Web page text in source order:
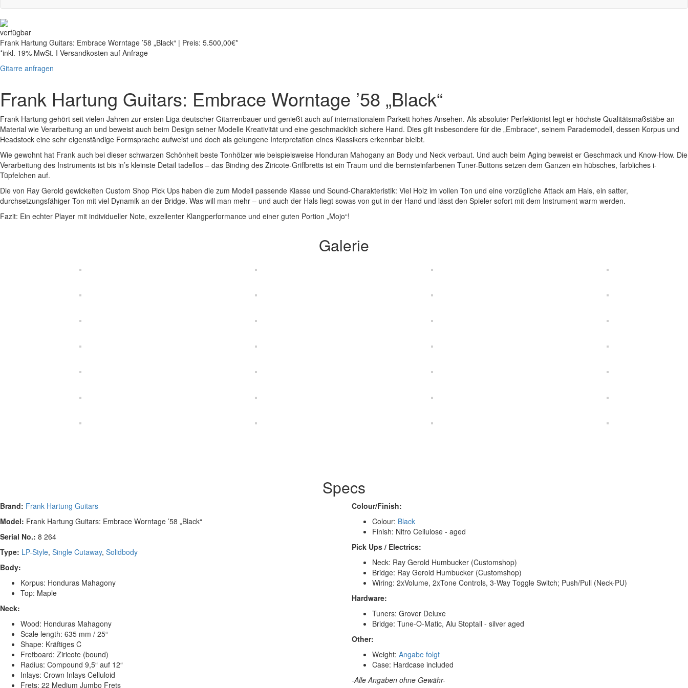
verfügbar
Frank Hartung Guitars: Embrace Worntage ’58 „Black“ | Preis: 5.500,00€*
*inkl. 19% MwSt. I Versandkosten auf Anfrage
Gitarre anfragen
Frank Hartung Guitars: Embrace Worntage ’58 „Black“
Frank Hartung gehört seit vielen Jahren zur ersten Liga deutscher Gitarrenbauer und genießt auch auf internationalem Parkett hohes Ansehen. Als absoluter Perfektionist legt er höchste Qualitätsmaßstäbe an
Material wie Verarbeitung an und beweist auch beim Design seiner Modelle Kreativität und eine geschmacklich sichere Hand. Dies gilt insbesondere für die „Embrace“, seinem Parademodell, dessen Korpus und
Headstock eine sehr eigenständige Formsprache aufweist und doch als gelungene Interpretation eines Klassikers erkennbar bleibt.
Wie gewohnt hat Frank auch bei dieser schwarzen Schönheit beste Tonhölzer wie beispielsweise Honduran Mahogany an Body und Neck verbaut. Und auch beim Aging beweist er Geschmack und Know-How. Die
Verarbeitung des Instruments ist bis in’s kleinste Detail tadellos – das Binding des Ziricote-Griffbretts ist ein Traum und die bernsteinfarbenen Tuner-Buttons setzen dem Ganzen ein hübsches, farbliches i-
Tüpfelchen auf.
Die von Ray Gerold gewickelten Custom Shop Pick Ups haben die zum Modell passende Klasse und Sound-Charakteristik: Viel Holz im vollen Ton und eine vorzügliche Attack am Hals, ein satter,
durchsetzungsfähiger Ton mit viel Dynamik an der Bridge. Was will man mehr – und auch der Hals liegt sowas von gut in der Hand und lässt den Spieler sofort mit dem Instrument warm werden.
Fazit: Ein echter Player mit individueller Note, exzellenter Klangperformance und einer guten Portion „Mojo“!
Galerie
Specs
Brand: Frank Hartung Guitars
Model: Frank Hartung Guitars: Embrace Worntage ’58 „Black“
Serial No.: 8 264
Type: LP-Style, Single Cutaway, Solidbody
Body:
Korpus: Honduras Mahagony
Top: Maple
Neck:
Wood: Honduras Mahagony
Scale length: 635 mm / 25“
Shape: Kräftiges C
Fretboard: Ziricote (bound)
Radius: Compound 9,5“ auf 12“
Inlays: Crown Inlays Celluloid
Frets: 22 Medium Jumbo Frets
Colour/Finish:
Colour: Black
Finish: Nitro Cellulose - aged
Pick Ups / Electrics:
Neck: Ray Gerold Humbucker (Customshop)
Bridge: Ray Gerold Humbucker (Customshop)
Wiring: 2xVolume, 2xTone Controls, 3-Way Toggle Switch; Push/Pull (Neck-PU)
Hardware:
Tuners: Grover Deluxe
Bridge: Tune-O-Matic, Alu Stoptail - silver aged
Other:
Weight: Angabe folgt
Case: Hardcase included
-Alle Angaben ohne Gewähr-